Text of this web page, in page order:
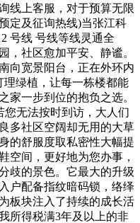
线上客服，对于预算无限
定及征询热线)当张江科
号线 号线等线灵通全
，社区愈加平安、静谧。
向宽景阳台，正在外环内
理绿植，让每一栋楼都能
家一步到位的抱负之选。
无法按时到访，大人们
多社区空阔却无用的大草
的舒服度取私密性大幅提
空间，更好地为您办事，
歧的景色。它最大的升级
户配备指纹暗码锁，络绎
板块注入了持续的成长活
所得税满3年及以上的非